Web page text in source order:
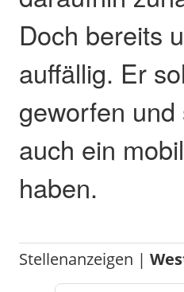
Doch bereits
auffällig. Er
geworfen
auch ein
haben.
Stellenanzeigen |